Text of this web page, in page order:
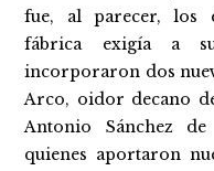
fue, al parecer, los
fábrica exigía a
incorporaron dos
Arco, oidor decano
Antonio Sánchez
quienes aportaron